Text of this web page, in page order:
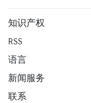
知识产权
RSS
语言
新闻服务
联系